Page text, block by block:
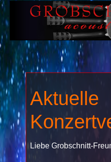
Aktuelle
Liebe Grobschnitt-